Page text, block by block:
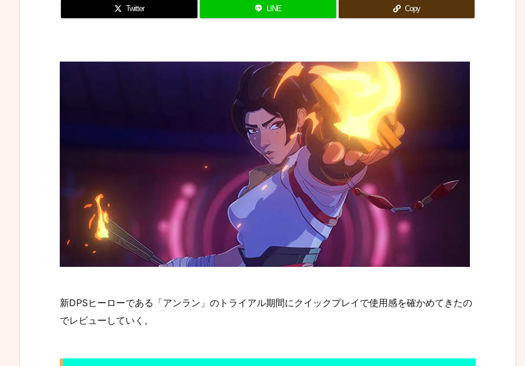
Twitter LINE Copy
新DPSヒーローである「アンラン」のトライアル期間にクイックプレイで使用感を確かめてきたの
でレビューしていく。